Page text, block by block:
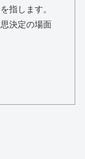
指します。
決定の場面